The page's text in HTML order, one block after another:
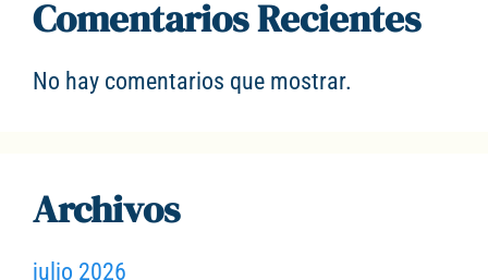
Comentarios Recientes
No hay comentarios que mostrar.
Archivos
julio 2026